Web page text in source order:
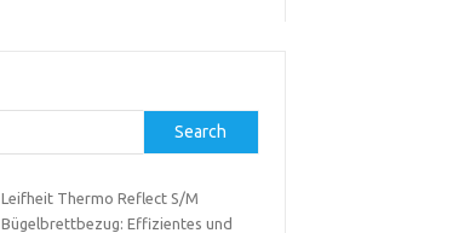
Search
Leifheit Thermo Reflect S/M
Bügelbrettbezug: Effizientes und